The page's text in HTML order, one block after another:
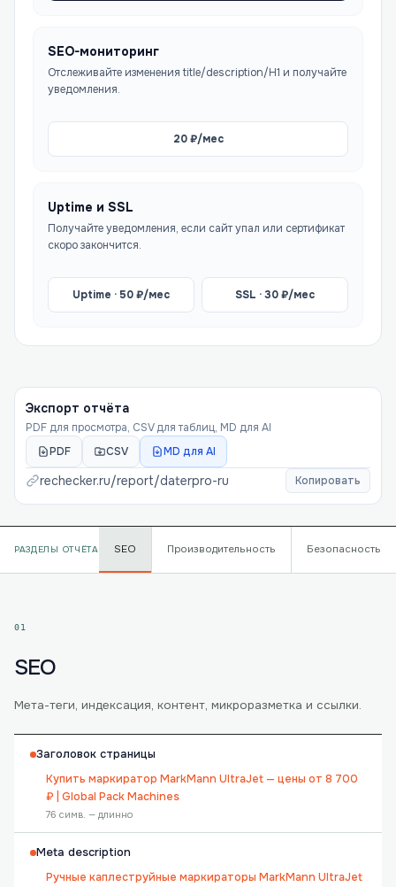
SEO-мониторинг
Отслеживайте изменения title/description/H1 и получайте
уведомления.
20₽/мес
Uptime и SSL
Получайте уведомления, если сайт упал или сертификат
скоро закончится.
Uptime ·50₽/мес SSL ·30₽/мес
Экспорт отчёта
PDF для просмотра, CSV для таблиц, MD для AI
PDF
CSV MD для AI
rechecker.ru/report/daterpro-ru Копировать
РАЗДЕЛЫ ОТЧЁТА SEO Производительность Безопасность
01
SEO
Мета-теги, индексация, контент, микроразметка и ссылки.
Заголовок страницы
Купить маркиратор MarkMann UltraJet — цены от 8 700
₽ | Global Pack Machines
76 симв. — длинно
Meta description
Ручные каплеструйные маркираторы MarkMann UltraJet